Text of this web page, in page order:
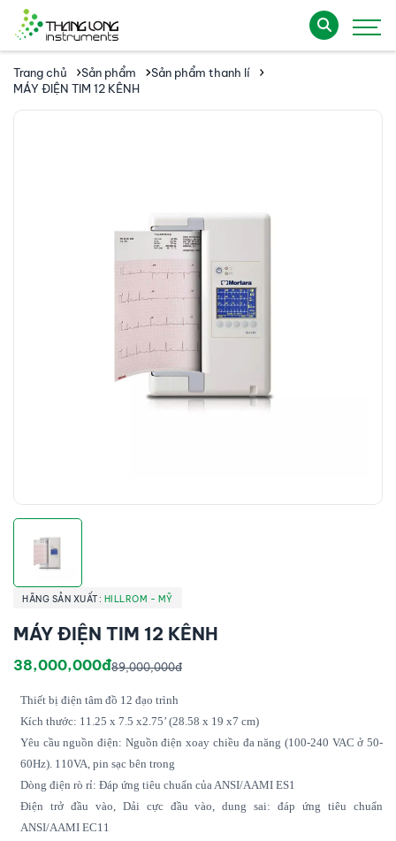
Trang chủ Sản phẩm
Sản phẩm thanh lí
MÁY ĐIỆN TIM 12 KÊNH
HÃNG SẢN XUẤT: HILLROM - MỸ
MÁY ĐIỆN TIM 12 KÊNH
38,000,000đ89,000,000đ
Thiết bị điện tâm đồ 12 đạo trình
Kích thước: 11.25 x 7.5 x2.75’ (28.58 x 19 x7 cm)
Yêu cầu nguồn điện: Nguồn điện xoay chiều đa năng (100-240 VAC ở 50-
60Hz). 110VA, pin sạc bên trong
Dòng điện rò rỉ: Đáp ứng tiêu chuẩn của ANSI/AAMI ES1
Điện trở đầu vào, Dải cực đầu vào, dung sai: đáp ứng tiêu chuẩn
ANSI/AAMI EC11